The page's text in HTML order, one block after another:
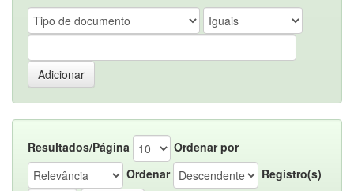
Resultados/Página
Ordenar por
Ordenar
Registro(s)